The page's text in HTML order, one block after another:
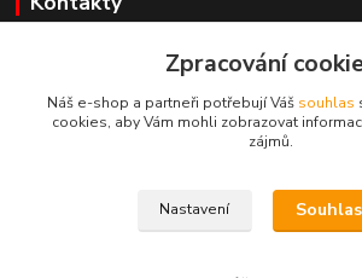
Mgr. Darina Janoušková
Zpracování
Náš e-shop a partneři potřebují Váš souhlas
cookies, aby Vám mohli zobrazovat
zájmů.
Nastavení